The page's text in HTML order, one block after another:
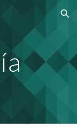
Skip to navigation